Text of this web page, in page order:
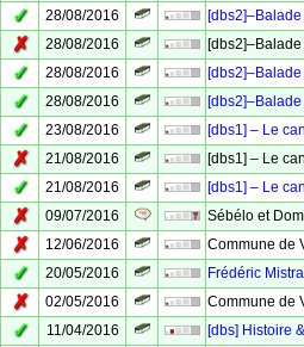
✓ 28/08/2016
✗ 28/08/2016
✓ 28/08/2016
✓ 28/08/2016
✓ 23/08/2016
[dbs1] – Le
✗ 21/08/2016
[dbs1] – Le
✓ 21/08/2016
[dbs1] – Le
✗ 09/07/2016
Sébélo et
✗ 12/06/2016
Commune de
✓ 20/05/2016
Frédéric
✗ 02/05/2016
Commune de
✓ 11/04/2016
[dbs] Histoire